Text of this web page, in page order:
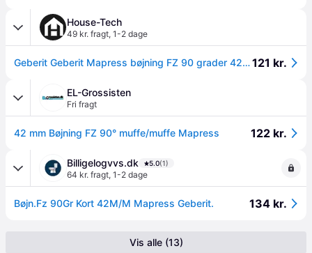
House-Tech
49 kr. fragt, 1-2 dage
Geberit Geberit Mapress bøjning FZ 90 grader 42mm muffe/muffe varme/køl 1 STK121 kr.
EL-Grossisten
Fri fragt
42 mm Bøjning FZ 90° muffe/muffe Mapress 122 kr.
Billigelogvvs.dk 5.0(1)
64 kr. fragt, 1-2 dage
Bøjn.Fz 90Gr Kort 42M/M Mapress Geberit. 134 kr.
Vis alle (13)